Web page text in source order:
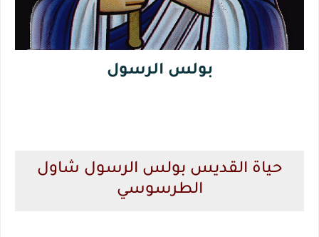
بولس الرسول
حياة القديس بولس الرسول شاول
الطرسوسي